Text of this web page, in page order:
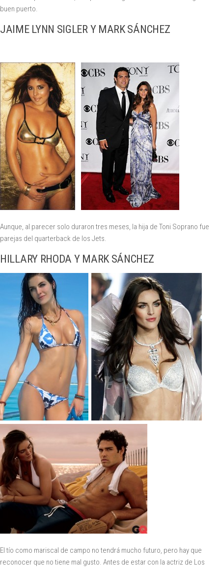
buen puerto.
JAIME LYNN SIGLER Y MARK SÁNCHEZ
Aunque, al parecer solo duraron tres meses, la hija de Toni Soprano fue
parejas del quarterback de los Jets.
HILLARY RHODA Y MARK SÁNCHEZ
El tío como mariscal de campo no tendrá mucho futuro, pero hay que
reconocer que no tiene mal gusto. Antes de estar con la actriz de Los